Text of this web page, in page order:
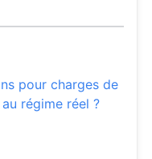
pour charges de
régime réel ?